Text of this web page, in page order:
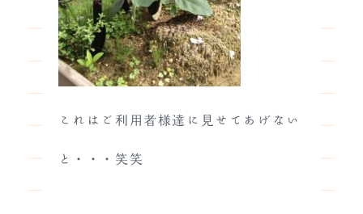
これはご利用者様達に見せてあげない
と・・・笑笑